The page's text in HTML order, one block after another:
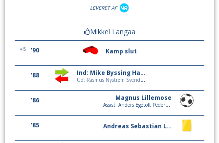
LEVERET AF
Mikkel Langaa
'90
+5 Kamp slut
'88 Ind: Mike Byssing Hansen
Ud: Rasmus Nystrøm Svendsen
'86 Magnus Lillemose
Assist: Anders Egetoft Pedersen
'85 Andreas Sebastian Larsen